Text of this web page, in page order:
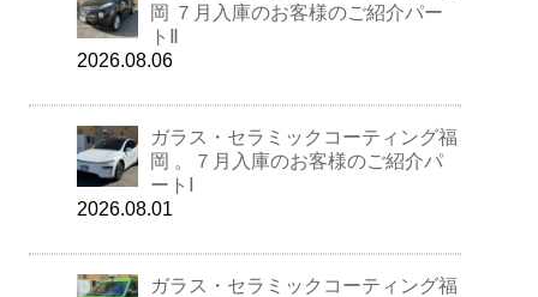
岡 ７月入庫のお客様のご紹介パー
トⅡ
2026.08.06
ガラス・セラミックコーティング福
岡 。７月入庫のお客様のご紹介パ
ートⅠ
2026.08.01
ガラス・セラミックコーティング福